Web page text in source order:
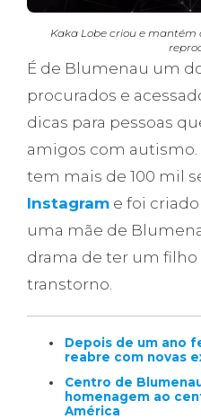
Kaka Lobe criou e mantém
É de Blumenau um
procurados e
dicas para pessoas
amigos com autismo.
tem mais de 100 mil
Instagram e foi
uma mãe de
drama de ter um
transtorno.
Depois de um ano
reabre com novas
Centro de
homenagem ao
América